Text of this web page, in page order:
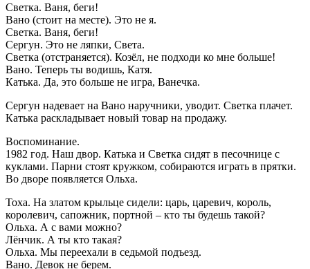
Светка. Ваня, беги!
Вано (стоит на месте). Это не я.
Светка. Ваня, беги!
Сергун. Это не ляпки, Света.
Светка (отстраняется). Козёл, не подходи ко мне больше!
Вано. Теперь ты водишь, Катя.
Катька. Да, это больше не игра, Ванечка.
Сергун надевает на Вано наручники, уводит. Светка плачет.
Катька раскладывает новый товар на продажу.
Воспоминание.
1982 год. Наш двор. Катька и Светка сидят в песочнице с
куклами. Парни стоят кружком, собираются играть в прятки.
Во дворе появляется Ольха.
Тоха. На златом крыльце сидели: царь, царевич, король,
королевич, сапожник, портной – кто ты будешь такой?
Ольха. А с вами можно?
Лёнчик. А ты кто такая?
Ольха. Мы переехали в седьмой подъезд.
Вано. Девок не берем.